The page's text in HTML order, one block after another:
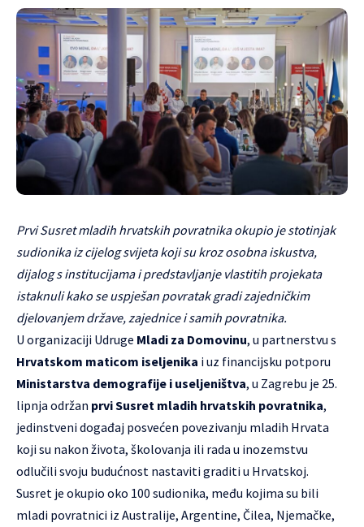
Prvi Susret mladih hrvatskih povratnika okupio je stotinjak
sudionika iz cijelog svijeta koji su kroz osobna iskustva,
dijalog s institucijama i predstavljanje vlastitih projekata
istaknuli kako se uspješan povratak gradi zajedničkim
djelovanjem države, zajednice i samih povratnika.
U organizaciji Udruge Mladi za Domovinu, u partnerstvu s
Hrvatskom maticom iseljenika i uz financijsku potporu
Ministarstva demografije i useljeništva, u Zagrebu je 25.
lipnja održan prvi Susret mladih hrvatskih povratnika,
jedinstveni događaj posvećen povezivanju mladih Hrvata
koji su nakon života, školovanja ili rada u inozemstvu
odlučili svoju budućnost nastaviti graditi u Hrvatskoj.
Susret je okupio oko 100 sudionika, među kojima su bili
mladi povratnici iz Australije, Argentine, Čilea, Njemačke,